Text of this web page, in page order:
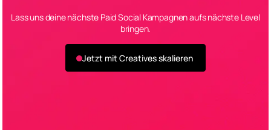
Lass uns deine nächste Paid Social Kampagnen aufs nächste Level
bringen.
Jetzt mit Creatives skalieren